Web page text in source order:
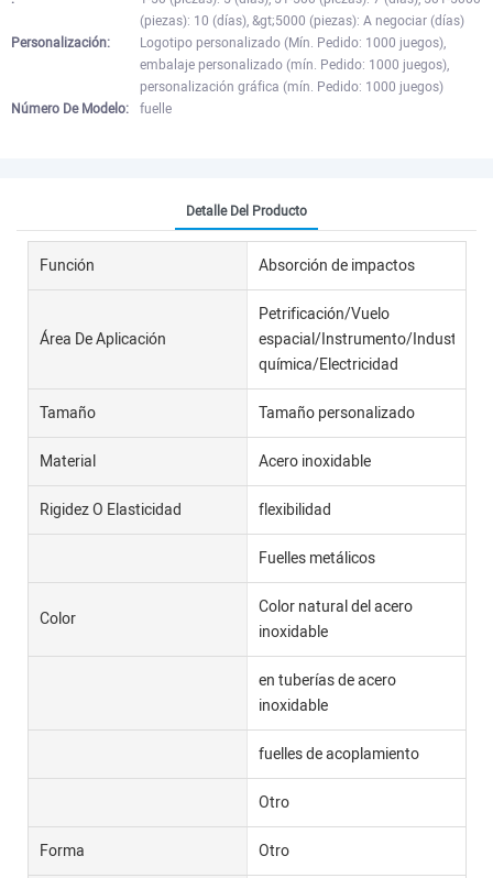
(piezas): 10 (días), &gt;5000 (piezas): A negociar (días)
Personalización:
Logotipo personalizado (Mín. Pedido: 1000 juegos),
embalaje personalizado (mín. Pedido: 1000 juegos),
personalización gráfica (mín. Pedido: 1000 juegos)
Número De Modelo: fuelle
Detalle Del Producto
Función Absorción de impactos
Área De Aplicación
Petrificación/Vuelo
espacial/Instrumento/Industria
química/Electricidad
Tamaño Tamaño personalizado
Material Acero inoxidable
Rigidez O Elasticidad flexibilidad
Fuelles metálicos
Color
Color natural del acero
inoxidable
en tuberías de acero
inoxidable
fuelles de acoplamiento
Otro
Forma Otro